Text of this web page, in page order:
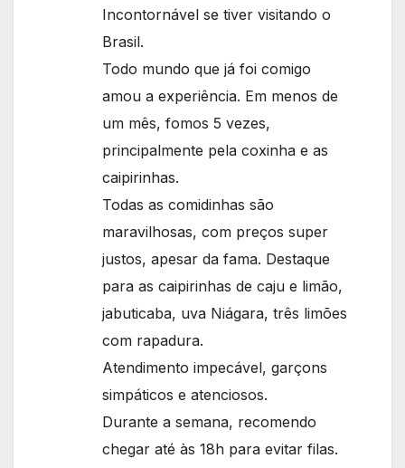
Incontornável se tiver visitando o
Brasil.
Todo mundo que já foi comigo
amou a experiência. Em menos de
um mês, fomos 5 vezes,
principalmente pela coxinha e as
caipirinhas.
Todas as comidinhas são
maravilhosas, com preços super
justos, apesar da fama. Destaque
para as caipirinhas de caju e limão,
jabuticaba, uva Niágara, três limões
com rapadura.
Atendimento impecável, garçons
simpáticos e atenciosos.
Durante a semana, recomendo
chegar até às 18h para evitar filas.